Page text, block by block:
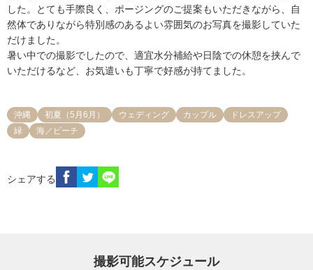
した。とても手際良く、ポージングのご提案もいただきながら、自
然体でありながら特別感のあるよい雰囲気のお写真を撮影していた
だけました。
暑い中での撮影でしたので、適宜水分補給や日陰での休憩を挟んで
いただけるなど、お気遣いも丁寧で好感が持てました。
沖縄 初夏（5月6月） ウェディング カップル
ドレスアップ
緑
海／ビーチ
シェアする
撮影可能スケジュール